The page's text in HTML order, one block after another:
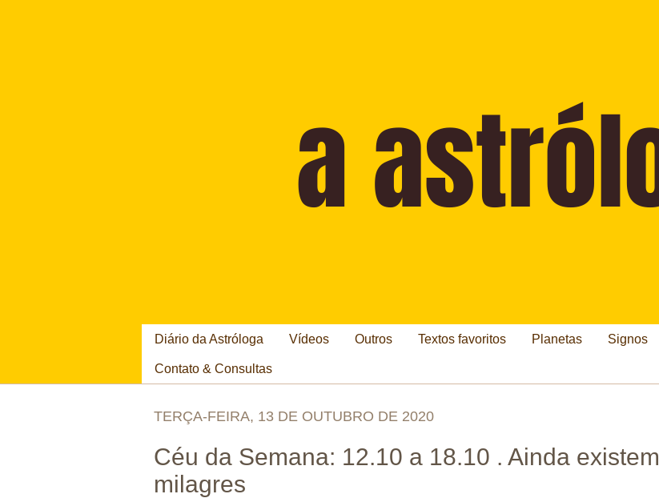
Diário da Astróloga Vídeos Outros Textos favoritos Planetas Signos
Contato & Consultas
TERÇA-FEIRA, 13 DE OUTUBRO DE 2020
Céu da Semana: 12.10 a 18.10 . Ainda existem
milagres